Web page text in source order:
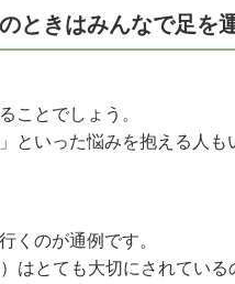
ときはみんなで足を
ことでしょう。
といった悩みを抱える人も
くのが通例です。
はとても大切にされてい